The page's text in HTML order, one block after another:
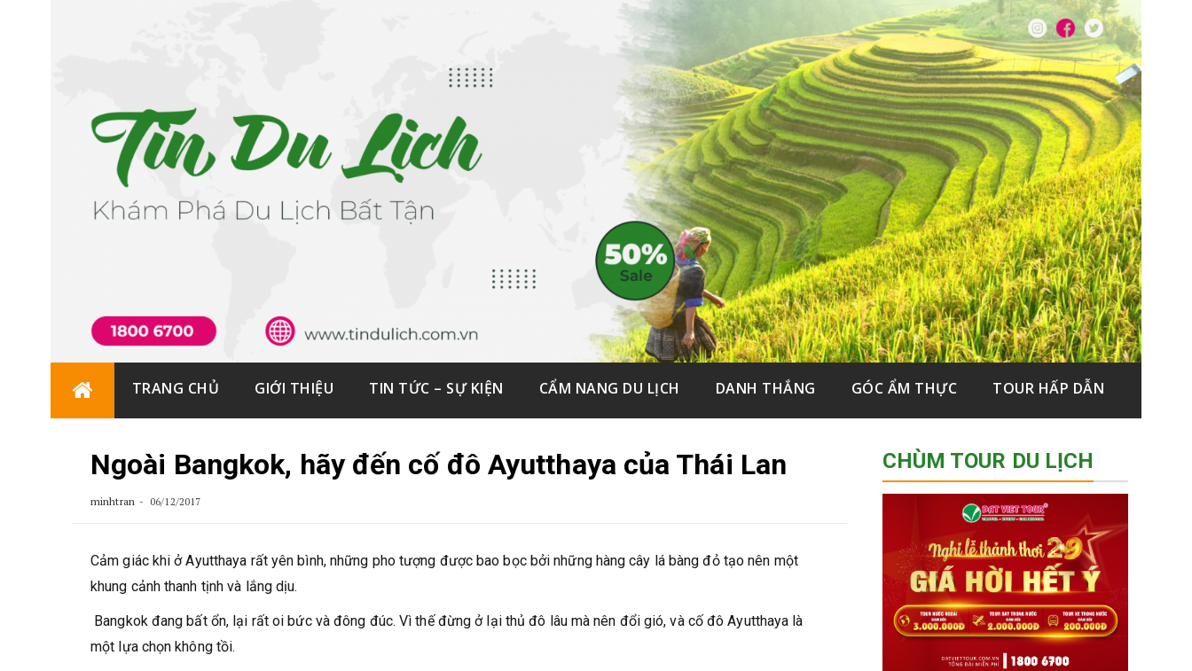
TRANG CHỦ GIỚI THIỆU TIN TỨC – SỰ KIỆN CẨM NANG DU LỊCH DANH THẮNG GÓC ẨM THỰC TOUR HẤP DẪN
Ngoài Bangkok, hãy đến cố đô Ayutthaya của Thái Lan
minhtran 06/12/2017
Cảm giác khi ở Ayutthaya rất yên bình, những pho tượng được bao bọc bởi những hàng cây lá bàng đỏ tạo nên một
khung cảnh thanh tịnh và lắng dịu.
Bangkok đang bất ổn, lại rất oi bức và đông đúc. Vì thế đừng ở lại thủ đô lâu mà nên đổi gió, và cố đô Ayutthaya là
một lựa chọn không tồi.
CHÙM TOUR DU LỊCH